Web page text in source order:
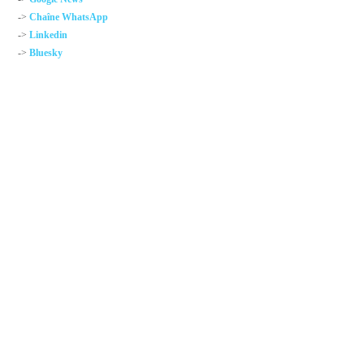
->Chaîne WhatsApp
->Linkedin
->Bluesky